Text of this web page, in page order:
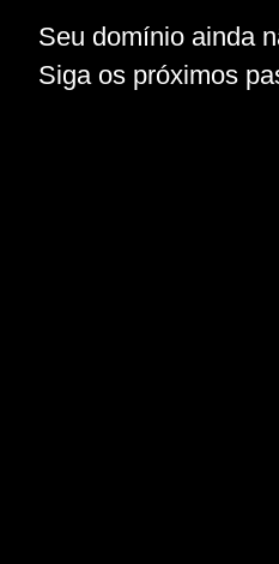
Seu domínio ainda
Siga os próximos